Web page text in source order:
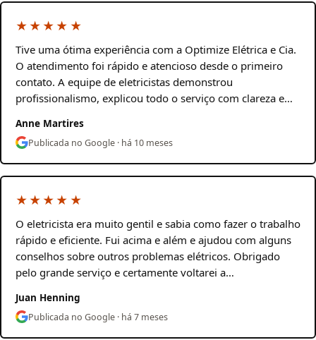
★★★★★
Tive uma ótima experiência com a Optimize Elétrica e Cia.
O atendimento foi rápido e atencioso desde o primeiro
contato. A equipe de eletricistas demonstrou
profissionalismo, explicou todo o serviço com clareza e…
Anne Martires
Publicada no Google · há 10 meses
★★★★★
O eletricista era muito gentil e sabia como fazer o trabalho
rápido e eficiente. Fui acima e além e ajudou com alguns
conselhos sobre outros problemas elétricos. Obrigado
pelo grande serviço e certamente voltarei a…
Juan Henning
Publicada no Google · há 7 meses